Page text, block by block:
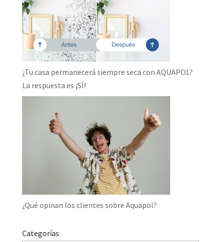
¿Tu casa permanecerá siempre seca con AQUAPOL?
La respuesta es ¡SÍ!
¿Qué opinan los clientes sobre Aquapol?
Categorías